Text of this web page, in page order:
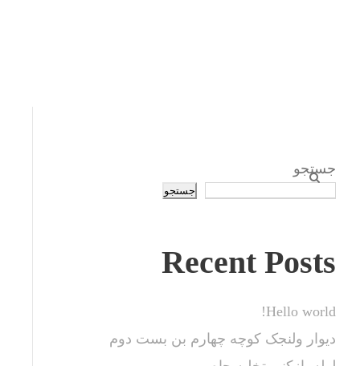
جستجو
جستجو
Recent Posts
Hello world!
دیوار ولنجک کوچه چهارم بن بست دوم